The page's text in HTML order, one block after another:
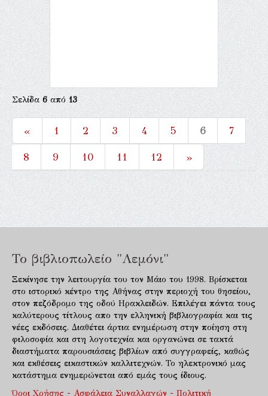
Σελίδα6από13
« 1 2 3 4 5 6
7
8
9 10 11 12 »
Το βιβλιοπωλείο "Λεμόνι"
Ξεκίνησε την λειτουργία του τον Μάιο του 1998. Βρίσκεται
στο ιστορικό κέντρο της Αθήνας στην περιοχή του θησείου,
στον πεζόδρομο της οδού Ηρακλειδών. Επιλέγει πάντα τους
καλύτερους τίτλους απο την ελληνική βιβλιογραφία και τις
νέες εκδόσεις. Διαθέτει άρτια ενημέρωση στην ποίηση στη
φιλοσοφία και στη λογοτεχνία και οργανώνει σε τακτά
διαστήματα παρουσιάσεις βιβλίων από συγγραφείς, καθώς
και εκθέσεις εικαστικών καλλιτεχνών. Το ηλεκτρονικό μας
κατάστημα ενημερώνεται από εμάς τους ίδιους.
Όροι Χρήσης - Ασφάλεια Συναλλαγών - Πολιτική